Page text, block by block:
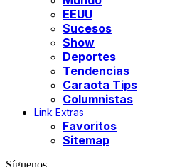
EEUU
Sucesos
Show
Deportes
Tendencias
Caraota Tips
Columnistas
Link Extras
Favoritos
Sitemap
Síguenos